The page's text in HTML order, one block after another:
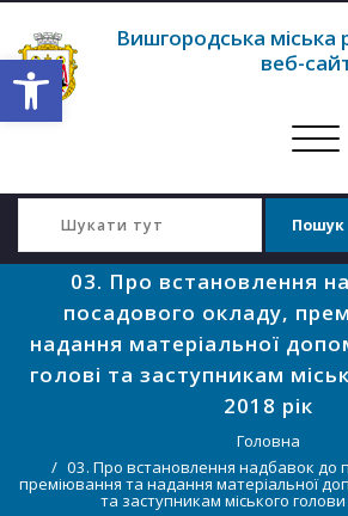
Відкрити Панель інструментів
Вишгородська міська
веб-
03. Про встановлення
посадового окладу,
надання матеріальної
голові та заступникам
2018 рік
Головна
03. Про встановлення надбавок до
преміювання та надання матеріальної
та заступникам міського